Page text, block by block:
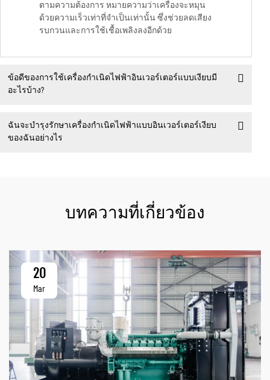
ตามความต้องการ หมายความว่าเครื่องจะหมุน
ด้วยความเร็วเท่าที่จำเป็นเท่านั้น ซึ่งช่วยลดเสียง
รบกวนและการใช้เชื้อเพลิงลงอีกด้วย
ข้อดีของการใช้เครื่องกำเนิดไฟฟ้าอินเวอร์เตอร์แบบเงียบมี
อะไรบ้าง?
ฉันจะบำรุงรักษาเครื่องกำเนิดไฟฟ้าแบบอินเวอร์เตอร์เงียบ
ของฉันอย่างไร
บทความที่เกี่ยวข้อง
20
Mar